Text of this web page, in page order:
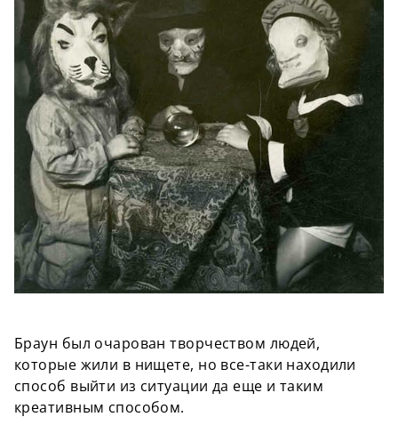
Браун был очарован творчеством людей,
которые жили в нищете, но все-таки находили
способ выйти из ситуации да еще и таким
креативным способом.